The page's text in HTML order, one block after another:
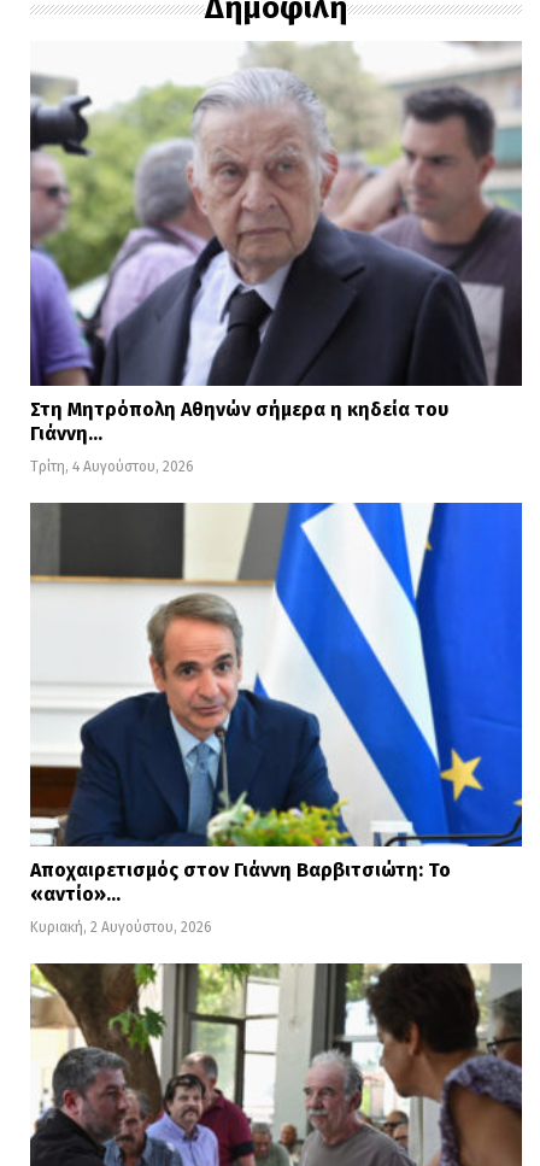
Δημοφιλή
Στη Μητρόπολη Αθηνών σήμερα η κηδεία του
Γιάννη…
Τρίτη, 4 Αυγούστου, 2026
Αποχαιρετισμός στον Γιάννη Βαρβιτσιώτη: Το
«αντίο»…
Κυριακή, 2 Αυγούστου, 2026